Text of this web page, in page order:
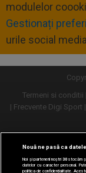
modulelor
Gestionați
urile social media
Termeni si conditii
Frecvente Digi Sport
Nouă ne pasă ca
Noi și partenerii noștri30stocăm
datelor cu caracter personal.
politica de confidențialitate.